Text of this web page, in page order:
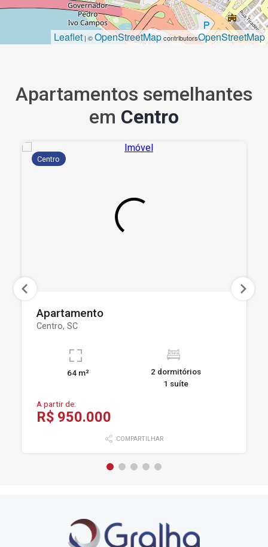
Leaflet | ©OpenStreetMapcontributorsOpenStreetMap
Apartamentos semelhantes
em Centro
Centro
Apartamento
Centro, SC
64 m²
2 dormitórios
1 suíte
A partir de:
R$ 950.000
COMPARTILHAR